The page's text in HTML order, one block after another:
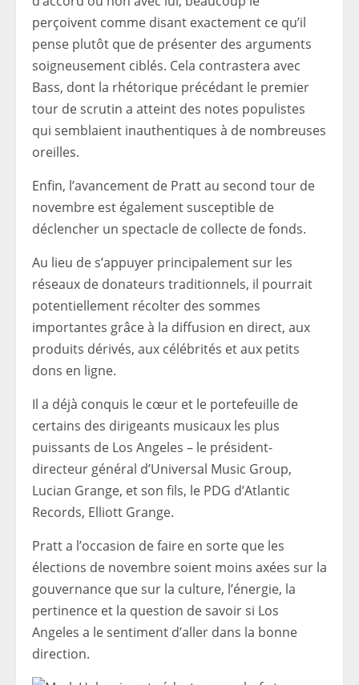
perçoivent comme disant exactement ce qu’il
pense plutôt que de présenter des arguments
soigneusement ciblés. Cela contrastera avec
Bass, dont la rhétorique précédant le premier
tour de scrutin a atteint des notes populistes
qui semblaient inauthentiques à de nombreuses
oreilles.
Enfin, l’avancement de Pratt au second tour de
novembre est également susceptible de
déclencher un spectacle de collecte de fonds.
Au lieu de s’appuyer principalement sur les
réseaux de donateurs traditionnels, il pourrait
potentiellement récolter des sommes
importantes grâce à la diffusion en direct, aux
produits dérivés, aux célébrités et aux petits
dons en ligne.
Il a déjà conquis le cœur et le portefeuille de
certains des dirigeants musicaux les plus
puissants de Los Angeles – le président-
directeur général d’Universal Music Group,
Lucian Grange, et son fils, le PDG d’Atlantic
Records, Elliott Grange.
Pratt a l’occasion de faire en sorte que les
élections de novembre soient moins axées sur la
gouvernance que sur la culture, l’énergie, la
pertinence et la question de savoir si Los
Angeles a le sentiment d’aller dans la bonne
direction.